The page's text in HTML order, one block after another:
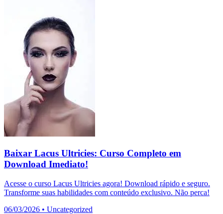
Baixar Lacus Ultricies: Curso Completo em
Download Imediato!
Acesse o curso Lacus Ultricies agora! Download rápido e seguro.
Transforme suas habilidades com conteúdo exclusivo. Não perca!
06/03/2026 • Uncategorized